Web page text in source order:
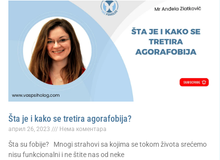
Šta je i kako se tretira agorafobija?
април 26, 2023 Нема коментара
Šta su fobije? Mnogi strahovi sa kojima se tokom života srećemo
nisu funkcionalni i ne štite nas od neke